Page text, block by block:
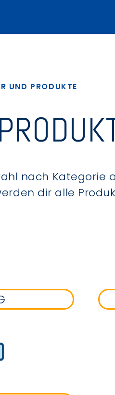
UND PRODUKTE
nach
dir alle